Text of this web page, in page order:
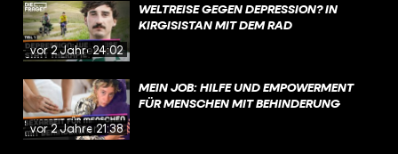
vor 2 Jahren24:02
WELTREISE GEGEN DEPRESSION? IN
KIRGISISTAN MIT DEM RAD
vor 2 Jahren21:38
MEIN JOB: HILFE UND EMPOWERMENT
FÜR MENSCHEN MIT BEHINDERUNG